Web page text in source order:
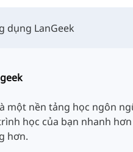
dụng LanGeek
một nền tảng học ngôn
học của bạn nhanh hơn
hơn.